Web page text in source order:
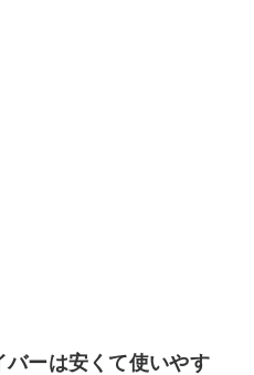
ーは安くて使いやす